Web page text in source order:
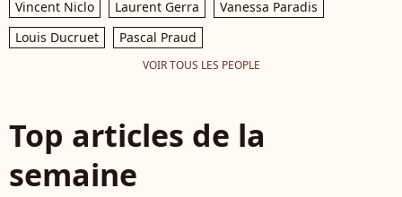
Vincent Niclo
Laurent Gerra
Vanessa Paradis
Louis Ducruet
Pascal Praud
VOIR TOUS LES PEOPLE
Top articles de la
semaine